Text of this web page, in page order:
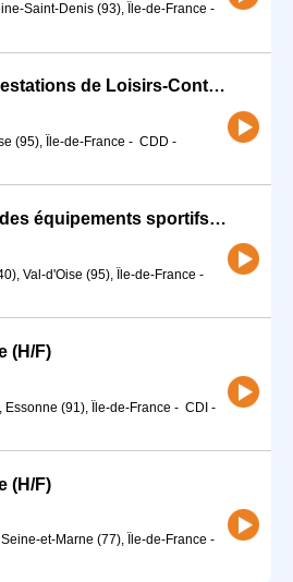
Saint-Denis (93), Île-de-France -
Coordinateur de prestations de Loisirs-Contrat d'apprentissage (H/F)
(95), Île-de-France - CDD -
Agent exploitation des équipements sportifs (H/F)
Val-d'Oise (95), Île-de-France -
(H/F)
(91), Île-de-France - CDI -
(H/F)
et-Marne (77), Île-de-France -